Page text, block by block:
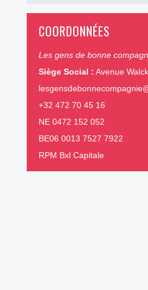
COORDONNÉES
Les gens de bonne
Siège Social : Avenue
+32 472 70 45 16
NE 0472 152 052
BE06 0013 7527 7922
RPM Bxl Capitale